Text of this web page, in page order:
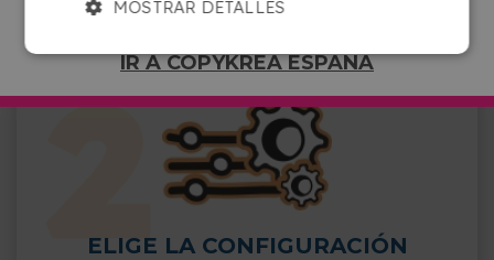
IR A COPYKREA ESPAÑA
ELIGE LA CONFIGURACIÓN
MOSTRAR DETALLES